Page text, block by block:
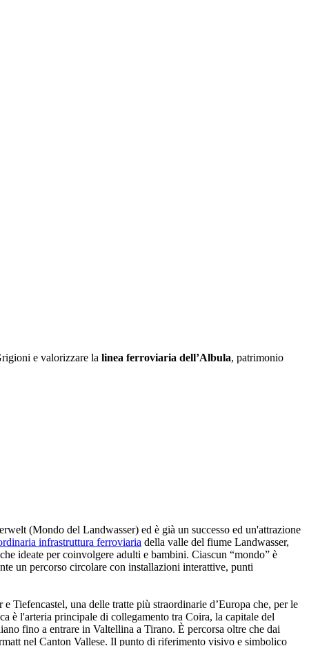
e valorizzare la linea ferroviaria dell’Albula, patrimonio
(Mondo del Landwasser) ed è già un successo ed un'attrazione
infrastruttura ferroviaria della valle del fiume Landwasser,
ideate per coinvolgere adulti e bambini. Ciascun “mondo” è
un percorso circolare con installazioni interattive, punti
una delle tratte più straordinarie d’Europa che, per le
è l'arteria principale di collegamento tra Coira, la capitale del
fino a entrare in Valtellina a Tirano. È percorsa oltre che dai
nel Canton Vallese. Il punto di riferimento visivo e simbolico